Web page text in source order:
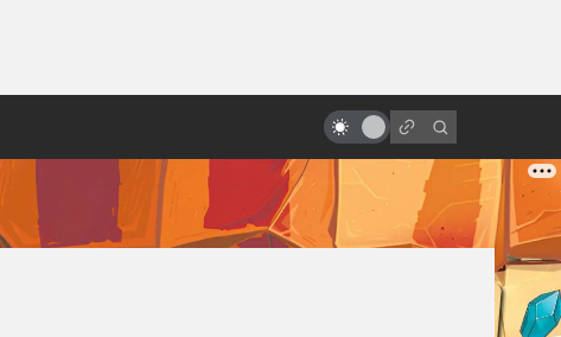
Мышкин в Зоне Посещения